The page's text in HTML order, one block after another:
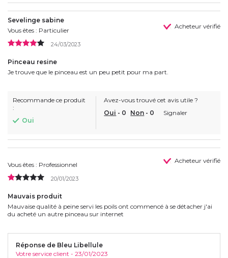
Sevelinge sabine
Vous êtes : Particulier
Acheteur vérifié
24/03/2023
Pinceau resine
Je trouve que le pinceau est un peu petit pour ma part.
Recommande ce produit
:
Oui
Avez-vous trouvé cet avis utile ?
Oui - 0 Non - 0 Signaler
Vous êtes : Professionnel Acheteur vérifié
20/01/2023
Mauvais produit
Mauvaise qualité à peine servi les poils ont commencé à se détacher j'ai
du acheté un autre pinceau sur internet
Réponse de Bleu Libellule
Votre service client - 23/01/2023